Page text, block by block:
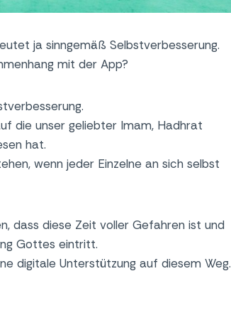
ja sinngemäß Selbstverbesserung.
mit der App?
die unser geliebter Imam, Hadhrat
hat.
wenn jeder Einzelne an sich selbst
dass diese Zeit voller Gefahren ist und
Gottes eintritt.
digitale Unterstützung auf diesem Weg.